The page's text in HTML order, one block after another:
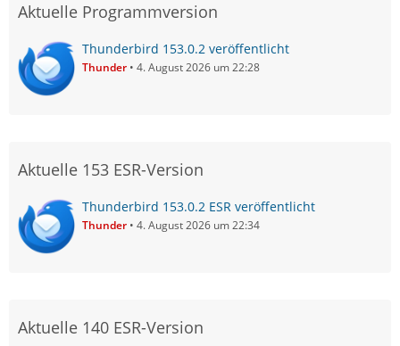
Aktuelle Programmversion
Thunderbird 153.0.2 veröffentlicht
Thunder 4. August 2026 um 22:28
Aktuelle 153 ESR-Version
Thunderbird 153.0.2 ESR veröffentlicht
Thunder 4. August 2026 um 22:34
Aktuelle 140 ESR-Version